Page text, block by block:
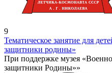
9
Тематическое занятие для
защитники родины»
При поддержке музея
защитники Родины»»